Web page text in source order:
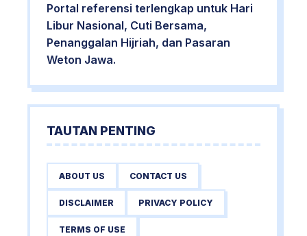
Portal referensi terlengkap untuk Hari
Libur Nasional, Cuti Bersama,
Penanggalan Hijriah, dan Pasaran
Weton Jawa.
TAUTAN PENTING
ABOUT US CONTACT US
DISCLAIMER PRIVACY POLICY
TERMS OF USE